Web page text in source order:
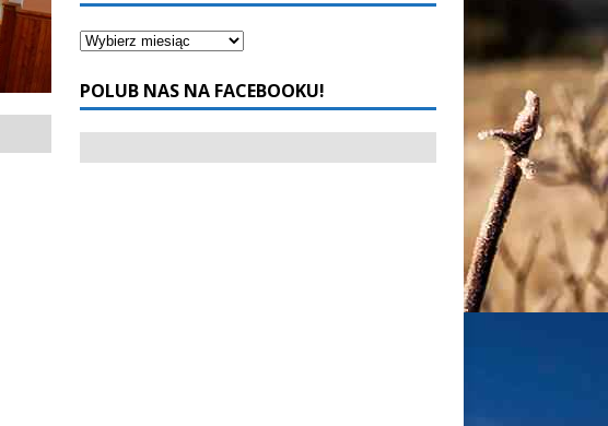
POLUB NAS NA FACEBOOKU!